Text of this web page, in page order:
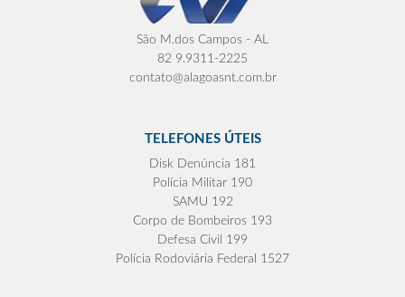
São M.dos Campos - AL
82 9.9311-2225
contato@alagoasnt.com.br
TELEFONES ÚTEIS
Disk Denúncia 181
Polícia Militar 190
SAMU 192
Corpo de Bombeiros 193
Defesa Civil 199
Polícia Rodoviária Federal 1527